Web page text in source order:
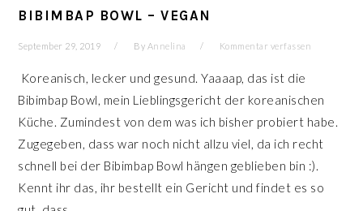
BIBIMBAP BOWL – VEGAN
September 29, 2019 By Annelina Kommentar verfassen
Koreanisch, lecker und gesund. Yaaaap, das ist die
Bibimbap Bowl, mein Lieblingsgericht der koreanischen
Küche. Zumindest von dem was ich bisher probiert habe.
Zugegeben, dass war noch nicht allzu viel, da ich recht
schnell bei der Bibimbap Bowl hängen geblieben bin :).
Kennt ihr das, ihr bestellt ein Gericht und findet es so